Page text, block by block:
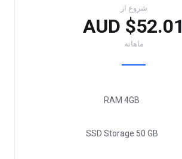
شروع از
$52.01 AUD
ماهانه
RAM 4GB
SSD Storage 50 GB